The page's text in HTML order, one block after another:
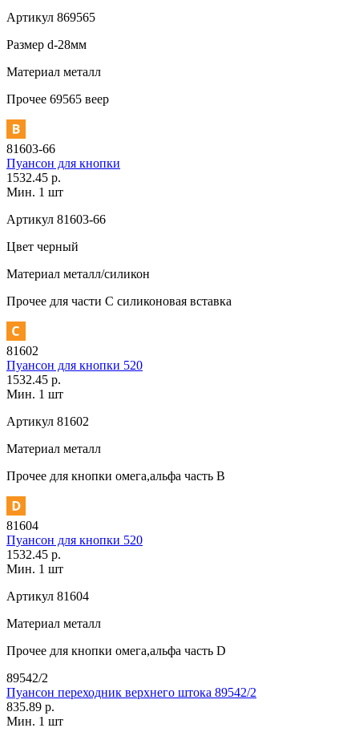
Артикул 869565
Размер d-28мм
Материал металл
Прочее 69565 веер
81603-66
Пуансон для кнопки
1532.45 р.
Мин. 1 шт
Артикул 81603-66
Цвет черный
Материал металл/силикон
Прочее для части C силиконовая вставка
81602
Пуансон для кнопки 520
1532.45 р.
Мин. 1 шт
Артикул 81602
Материал металл
Прочее для кнопки омега,альфа часть В
81604
Пуансон для кнопки 520
1532.45 р.
Мин. 1 шт
Артикул 81604
Материал металл
Прочее для кнопки омега,альфа часть D
89542/2
Пуансон переходник верхнего штока 89542/2
835.89 р.
Мин. 1 шт